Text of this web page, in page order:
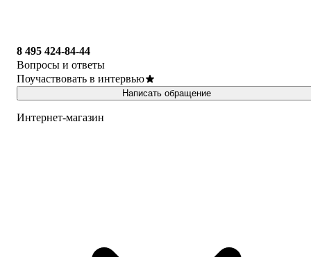
8 495 424-84-44
Вопросы и ответы
Поучаствовать в интервью
Написать обращение
Интернет-магазин